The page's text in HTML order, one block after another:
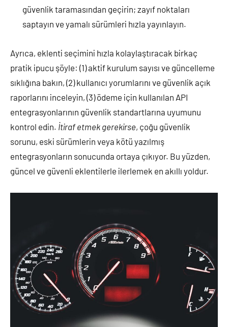
güvenlik taramasından geçirin; zayıf noktaları
saptayın ve yamalı sürümleri hızla yayınlayın.
Ayrıca, eklenti seçimini hızla kolaylaştıracak birkaç
pratik ipucu şöyle: (1) aktif kurulum sayısı ve güncelleme
sıklığına bakın, (2) kullanıcı yorumlarını ve güvenlik açık
raporlarını inceleyin, (3) ödeme için kullanılan API
entegrasyonlarının güvenlik standartlarına uyumunu
kontrol edin. İtiraf etmek gerekirse, çoğu güvenlik
sorunu, eski sürümlerin veya kötü yazılmış
entegrasyonların sonucunda ortaya çıkıyor. Bu yüzden,
güncel ve güvenli eklentilerle ilerlemek en akıllı yoldur.